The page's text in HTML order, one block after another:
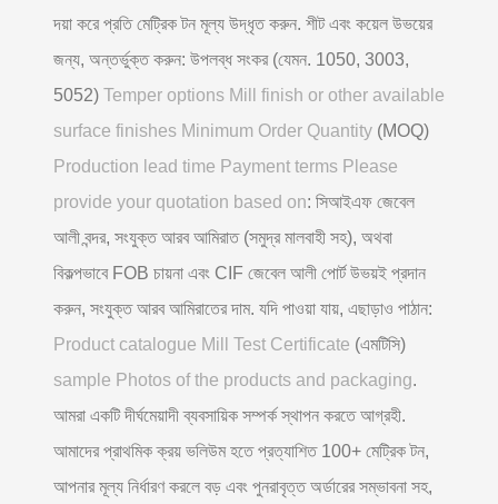
দয়া করে প্রতি মেট্রিক টন মূল্য উদ্ধৃত করুন. শীট এবং কয়েল উভয়ের
জন্য, অন্তর্ভুক্ত করুন: উপলব্ধ সংকর (যেমন. 1050, 3003,
5052) Temper options Mill finish or other available
surface finishes Minimum Order Quantity (MOQ)
Production lead time Payment terms Please
provide your quotation based on: সিআইএফ জেবেল
আলী বন্দর, সংযুক্ত আরব আমিরাত (সমুদ্র মালবাহী সহ), অথবা
বিকল্পভাবে FOB চায়না এবং CIF জেবেল আলী পোর্ট উভয়ই প্রদান
করুন, সংযুক্ত আরব আমিরাতের দাম. যদি পাওয়া যায়, এছাড়াও পাঠান:
Product catalogue Mill Test Certificate (এমটিসি)
sample Photos of the products and packaging.
আমরা একটি দীর্ঘমেয়াদী ব্যবসায়িক সম্পর্ক স্থাপন করতে আগ্রহী.
আমাদের প্রাথমিক ক্রয় ভলিউম হতে প্রত্যাশিত 100+ মেট্রিক টন,
আপনার মূল্য নির্ধারণ করলে বড় এবং পুনরাবৃত্ত অর্ডারের সম্ভাবনা সহ,